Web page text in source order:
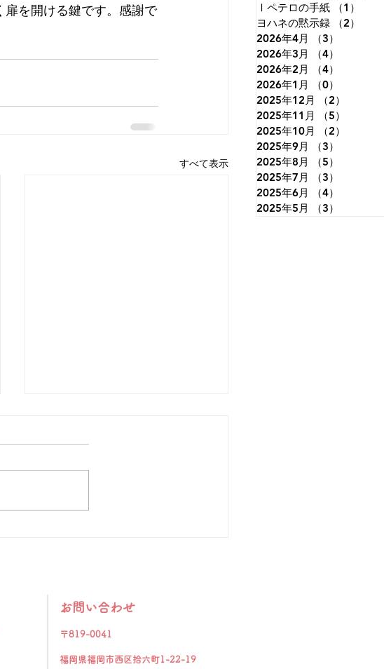
を開ける鍵です。感謝で
すべて表示
イギリスのロンドンにウェストミ
若く、自由で、限りない想像力を
り、視野をやや狭めて、自分の国
だけでも変えようと決意した。し
かし、それさえも変化のないよう
必死の試み
Ⅰペテロの手紙
（1）
ヨハネの黙示録
（2）
2026年4月
（3）
2026年3月
（4）
2026年2月
（4）
2026年1月
（0）
2025年12月
（2）
2025年11月
（5）
2025年10月
（2）
2025年9月
（3）
2025年8月
（5）
2025年7月
（3）
2025年6月
（4）
2025年5月
（3）
お問い合わせ
〒819-0041
福岡県福岡市西区拾六町1-22-19